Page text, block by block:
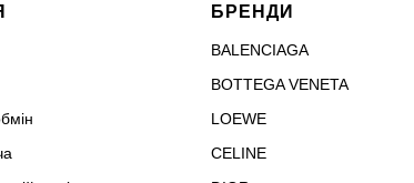
БРЕНДИ
BALENCIAGA
BOTTEGA VENETA
LOEWE
CELINE